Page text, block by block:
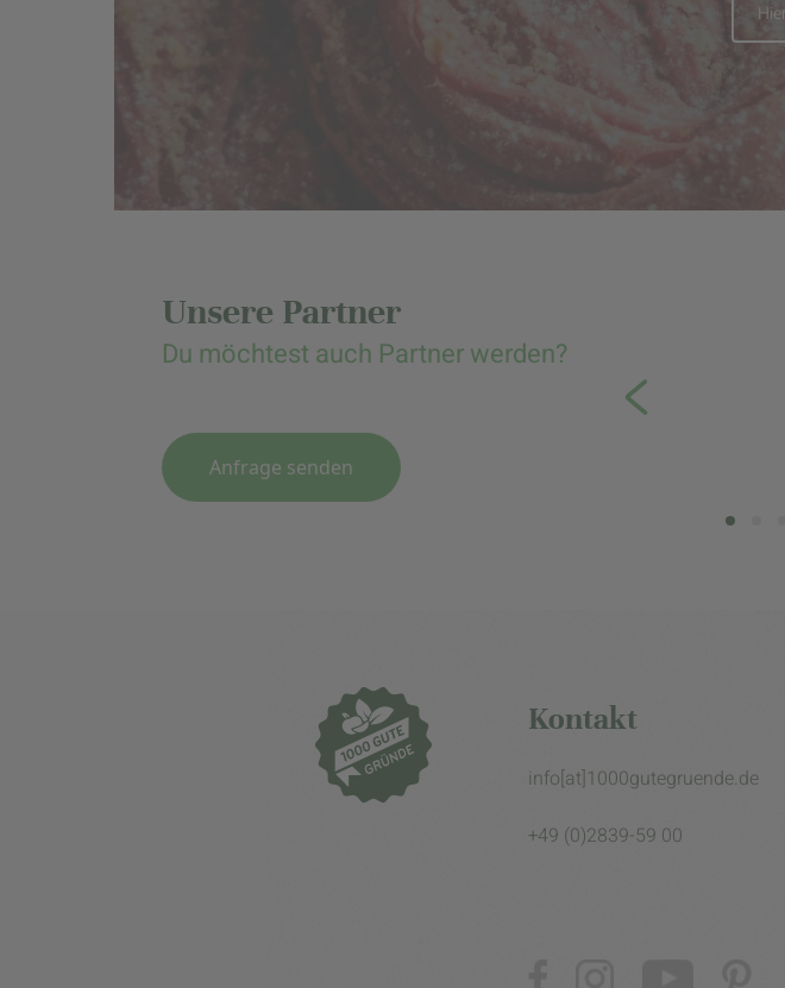
Unsere Partner
Du möchtest auch Partner werden?
Anfrage senden
Kontakt
info[at]1000gutegruende.de
+49 (0)2839-59 00